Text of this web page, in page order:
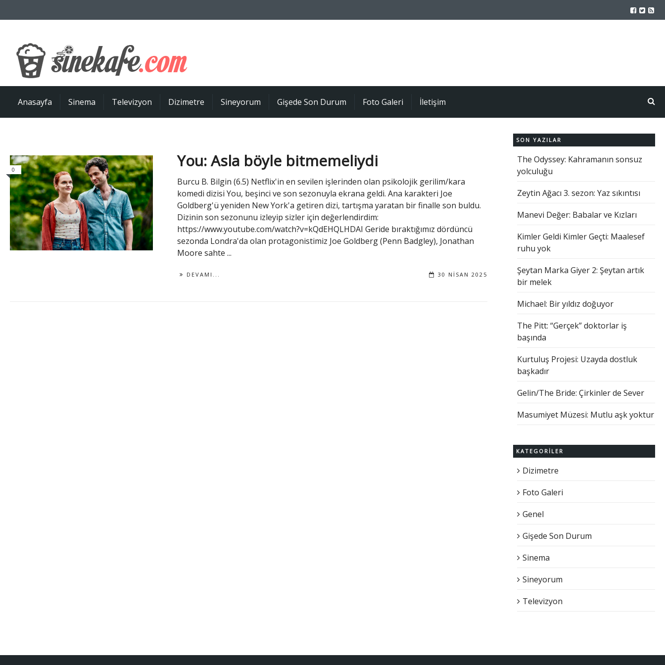
Anasayfa Sinema Televizyon Dizimetre Sineyorum Gişede Son Durum Foto Galeri İletişim
0 You: Asla böyle bitmemeliydi
Burcu B. Bilgin (6.5) Netflix'in en sevilen işlerinden olan psikolojik gerilim/kara
komedi dizisi You, beşinci ve son sezonuyla ekrana geldi. Ana karakteri Joe
Goldberg'ü yeniden New York'a getiren dizi, tartışma yaratan bir finalle son buldu.
Dizinin son sezonunu izleyip sizler için değerlendirdim:
https://www.youtube.com/watch?v=kQdEHQLHDAI Geride bıraktığımız dördüncü
sezonda Londra'da olan protagonistimiz Joe Goldberg (Penn Badgley), Jonathan
Moore sahte ...
DEVAMI... 30 NISAN 2025
SON YAZILAR
The Odyssey: Kahramanın sonsuz
yolculuğu
Zeytin Ağacı 3. sezon: Yaz sıkıntısı
Manevi Değer: Babalar ve Kızları
Kimler Geldi Kimler Geçti: Maalesef
ruhu yok
Şeytan Marka Giyer 2: Şeytan artık
bir melek
Michael: Bir yıldız doğuyor
The Pitt: “Gerçek” doktorlar iş
başında
Kurtuluş Projesi: Uzayda dostluk
başkadır
Gelin/The Bride: Çirkinler de Sever
Masumiyet Müzesi: Mutlu aşk yoktur
KATEGORILER
Dizimetre
Foto Galeri
Genel
Gişede Son Durum
Sinema
Sineyorum
Televizyon